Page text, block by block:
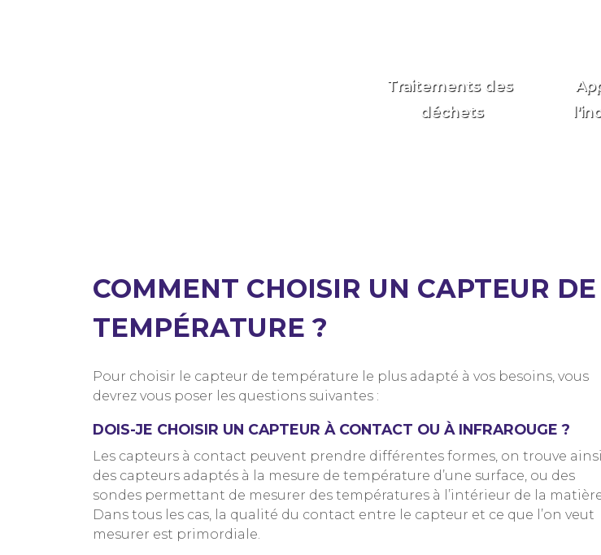
Traitements des
déchets
COMMENT CHOISIR UN CAPTEUR DE
TEMPÉRATURE ?
Pour choisir le capteur de température le plus adapté à vos besoins, vous
devrez vous poser les questions suivantes :
DOIS-JE CHOISIR UN CAPTEUR À CONTACT OU À INFRAROUGE ?
Les capteurs à contact peuvent prendre différentes formes, on trouve ainsi
des capteurs adaptés à la mesure de température d’une surface, ou des
sondes permettant de mesurer des températures à l’intérieur de la
Dans tous les cas, la qualité du contact entre le capteur et ce que l’on veut
mesurer est primordiale.